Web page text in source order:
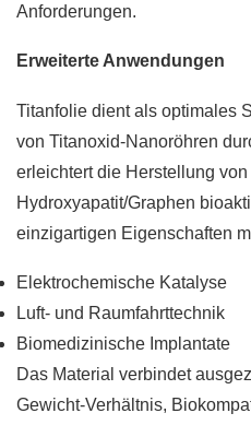
Anforderungen.
Erweiterte Anwendungen
Titanfolie dient als optimales
von Titanoxid-Nanoröhren
erleichtert die Herstellung
Hydroxyapatit/Graphen
einzigartigen Eigenschaften
Elektrochemische Katalyse
Luft- und Raumfahrttechnik
Biomedizinische Implantate
Das Material verbindet
Gewicht-Verhältnis,